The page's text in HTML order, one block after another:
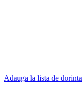
Adauga la lista de dorinta